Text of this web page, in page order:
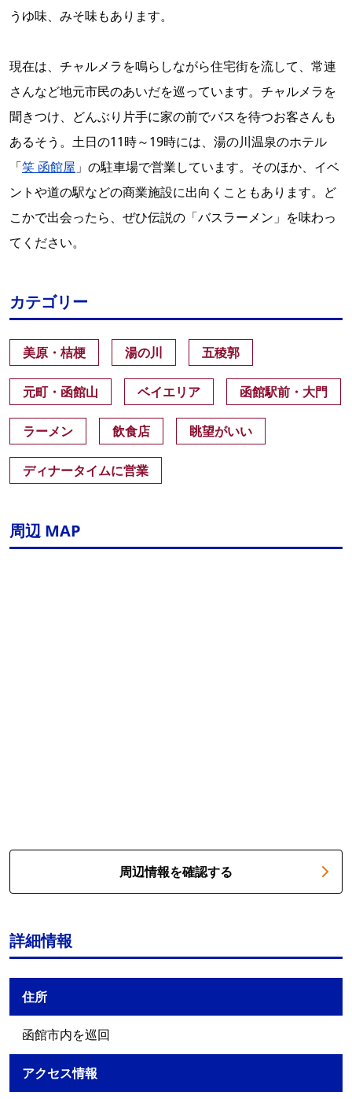
うゆ味、みそ味もあります。
現在は、チャルメラを鳴らしながら住宅街を流して、常連
さんなど地元市民のあいだを巡っています。チャルメラを
聞きつけ、どんぶり片手に家の前でバスを待つお客さんも
あるそう。土日の11時～19時には、湯の川温泉のホテル
「笑 函館屋 」の駐車場で営業しています。そのほか、イベ
ントや道の駅などの商業施設に出向くこともあります。ど
こかで出会ったら、ぜひ伝説の「バスラーメン」を味わっ
てください。
カテゴリー
美原・桔梗 湯の川 五稜郭
元町・函館山 ベイエリア 函館駅前・大門
ラーメン 飲食店 眺望がいい
ディナータイムに営業
周辺 MAP
周辺情報を確認する
詳細情報
住所
函館市内を巡回
アクセス情報